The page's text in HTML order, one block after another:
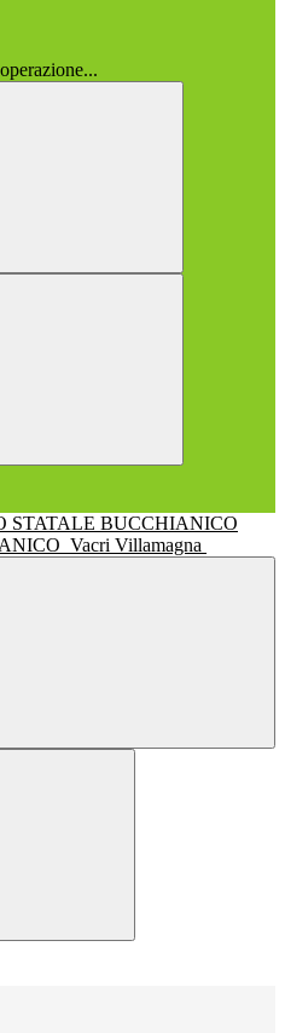
Vacri Villamagna